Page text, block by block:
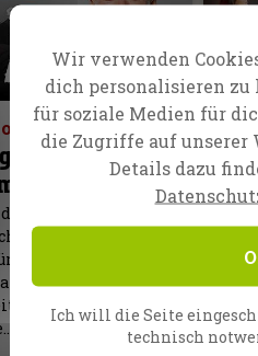
gehört
Gott
sich CfaN in Nigeria
Lage. Wir
eine riesige
in der Stadt
doch die
Wie
In
Wir verwenden
dich personalisieren
für soziale Medien für
die Zugriffe auf unserer
Details dazu
Ich will die Seite
technisch